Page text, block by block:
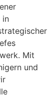
in
Mit
und